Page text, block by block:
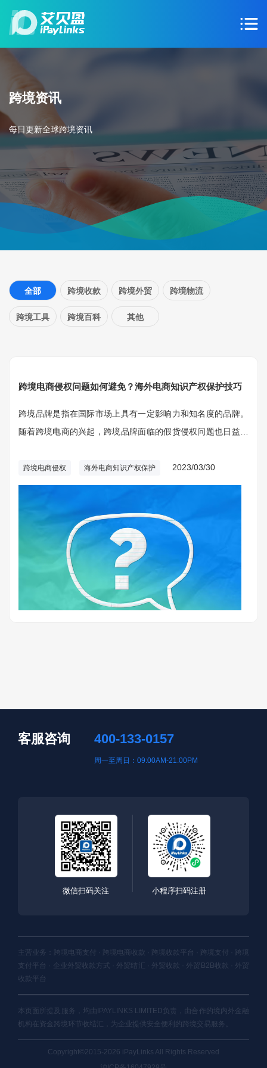
跨境资讯
每日更新全球跨境资讯
全部 跨境收款 跨境外贸 跨境物流
跨境工具 跨境百科 其他
跨境电商侵权问题如何避免？海外电商知识产权保护技巧
跨境品牌是指在国际市场上具有一定影响力和知名度的品牌。
随着跨境电商的兴起，跨境品牌面临的假货侵权问题也日益严
跨境电商侵权 海外电商知识产权保护 2023/03/30
客服咨询 400-133-0157
周一至周日：09:00AM-21:00PM
微信扫码关注 小程序扫码注册
主营业务：跨境电商支付 · 跨境电商收款 · 跨境收款平台 · 跨境支付 · 跨境
支付平台 · 企业外贸收款方式 · 外贸结汇 · 外贸收款 · 外贸B2B收款 · 外贸
收款平台
本页面所提及服务，均由IPAYLINKS LIMITED负责，由合作的境内外金融
机构在资金跨境环节收结汇，为企业提供安全便利的跨境交易服务。
Copyright©2015-2026 iPayLinks All Rights Reserved